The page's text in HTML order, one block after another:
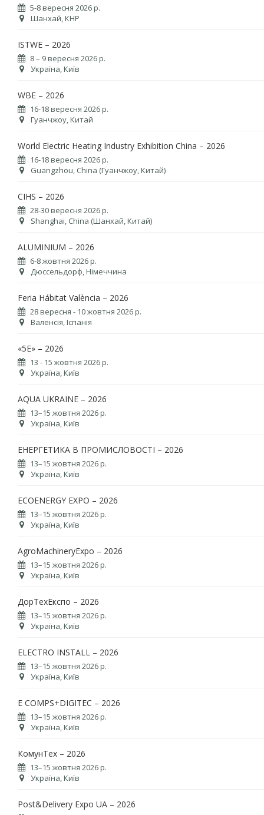
5-8 вересня 2026 р.
Шанхай, КНР
ISTWE – 2026
8 – 9 вересня 2026 р.
Україна, Київ
WBE – 2026
16-18 вересня 2026 р.
Гуанчжоу, Китай
World Electric Heating Industry Exhibition China – 2026
16-18 вересня 2026 р.
Guangzhou, China (Гуанчжоу, Китай)
CIHS – 2026
28-30 вересня 2026 р.
Shanghai, China (Шанхай, Китай)
ALUMINIUM – 2026
6-8 жовтня 2026 р.
Дюссельдорф, Німеччина
Feria Hábitat València – 2026
28 вересня - 10 жовтня 2026 р.
Валенсія, Іспанія
«5Е» – 2026
13 - 15 жовтня 2026 р.
Україна, Київ
AQUA UKRAINE – 2026
13–15 жовтня 2026 р.
Україна, Київ
ЕНЕРГЕТИКА В ПРОМИСЛОВОСТІ – 2026
13–15 жовтня 2026 р.
Україна, Київ
ECOENERGY EXPO – 2026
13–15 жовтня 2026 р.
Україна, Київ
AgroMachineryExpo – 2026
13–15 жовтня 2026 р.
Україна, Київ
ДорТехЕкспо – 2026
13–15 жовтня 2026 р.
Україна, Київ
ELECTRO INSTALL – 2026
13–15 жовтня 2026 р.
Україна, Київ
E COMPS+DIGITEC – 2026
13–15 жовтня 2026 р.
Україна, Київ
КомунТех – 2026
13–15 жовтня 2026 р.
Україна, Київ
Post&Delivery Expo UA – 2026